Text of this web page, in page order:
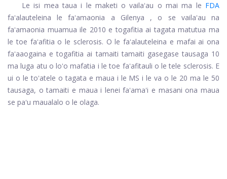
Le isi mea taua i le maketi o vailaʻau o mai ma le FDA
faʻalauteleina le faʻamaonia a
Gilenya
, o se vailaʻau na
faʻamaonia muamua ile 2010 e togafitia ai tagata matutua ma
le toe faʻafitia o le sclerosis. O le faʻalauteleina e mafai ai ona
faʻaaogaina e togafitia ai tamaiti tamaiti gasegase tausaga 10
ma luga atu o loʻo mafatia i le toe faʻafitauli o le tele sclerosis. E
ui o le toʻatele o tagata e maua i le MS i le va o le 20 ma le 50
tausaga, o tamaiti e maua i lenei faʻamaʻi e masani ona maua
se paʻu maualalo o le olaga.